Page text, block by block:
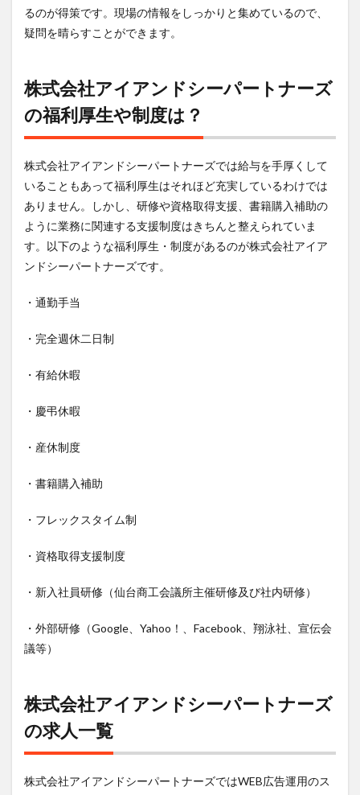
るのが得策です。現場の情報をしっかりと集めているので、
疑問を晴らすことができます。
株式会社アイアンドシーパートナーズ
の福利厚生や制度は？
株式会社アイアンドシーパートナーズでは給与を手厚くして
いることもあって福利厚生はそれほど充実しているわけでは
ありません。しかし、研修や資格取得支援、書籍購入補助の
ように業務に関連する支援制度はきちんと整えられていま
す。以下のような福利厚生・制度があるのが株式会社アイア
ンドシーパートナーズです。
・通勤手当
・完全週休二日制
・有給休暇
・慶弔休暇
・産休制度
・書籍購入補助
・フレックスタイム制
・資格取得支援制度
・新入社員研修（仙台商工会議所主催研修及び社内研修）
・外部研修（Google、Yahoo！、Facebook、翔泳社、宣伝会
議等）
株式会社アイアンドシーパートナーズ
の求人一覧
株式会社アイアンドシーパートナーズではWEB広告運用のス